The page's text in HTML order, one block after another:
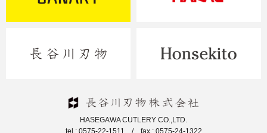
HASEGAWA CUTLERY CO.,LTD.
tel : 0575-22-1511 / fax : 0575-24-1322